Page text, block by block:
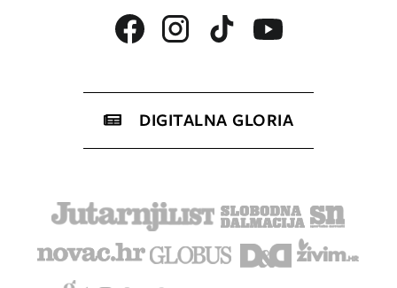
DIGITALNA GLORIA